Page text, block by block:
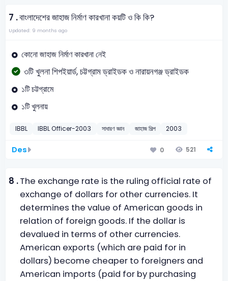
7 .বাংলাদেশের জাহাজ নির্মাণ কারখানা কয়টি ও কি কি?
Updated: 9 months ago
কোনো জাহাজ নির্মাণ কারখানা নেই
৩টি খুলনা শিপইয়ার্ড, চট্টগ্রাম ড্রাইডক ও নারায়নগঞ্জ ড্রাইডক
১টি চট্টগ্রামে
১টি খুলনায়
IBBL IBBL Officer-2003 সাধারণ জ্ঞান জাহাজ শিল্প 2003
Des 0 521
8 .The exchange rate is the ruling official rate of
exchange of dollars for other currencies. It
determines the value of American goods in
relation of foreign goods. If the dollar is
devalued in terms of other currencies.
American exports (which are paid for in
dollars) become cheaper to foreigners and
American imports (paid for by purchasing